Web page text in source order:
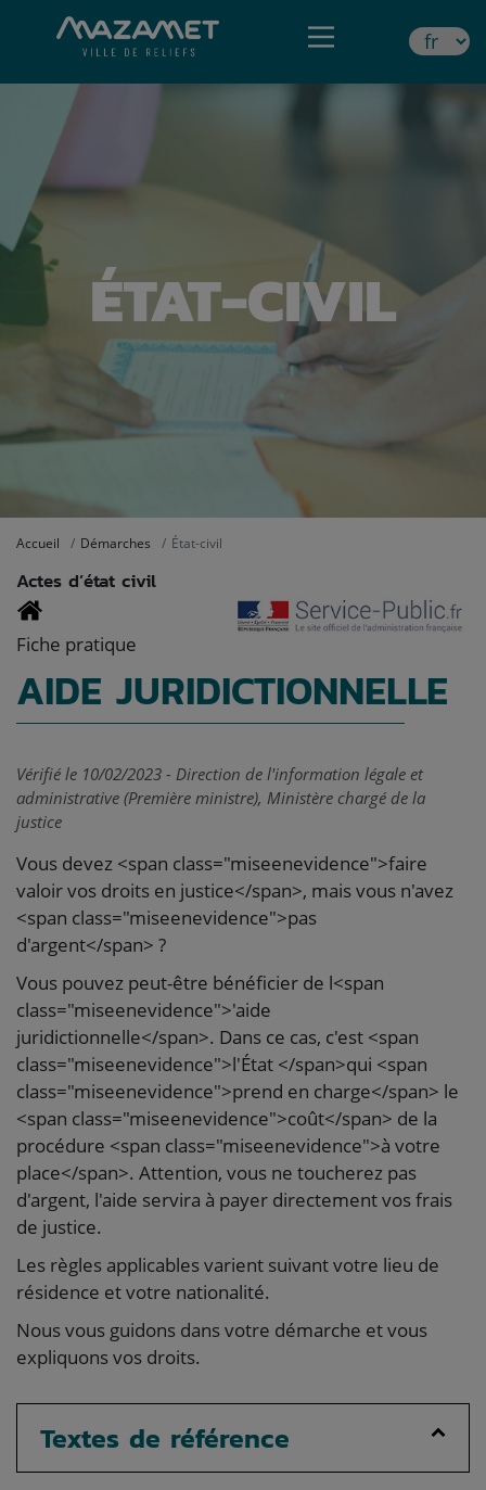
ÉTAT-CIVIL
Accueil Démarches État-civil
Actes d’état civil
Fiche pratique
AIDE JURIDICTIONNELLE
Vérifié le 10/02/2023 - Direction de l'information légale et
administrative (Première ministre), Ministère chargé de la
justice
Vous devez <span class="miseenevidence">faire
valoir vos droits en justice</span>, mais vous n'avez
<span class="miseenevidence">pas
d'argent</span> ?
Vous pouvez peut-être bénéficier de l<span
class="miseenevidence">'aide
juridictionnelle</span>. Dans ce cas, c'est <span
class="miseenevidence">l'État </span>qui <span
class="miseenevidence">prend en charge</span> le
<span class="miseenevidence">coût</span> de la
procédure <span class="miseenevidence">à votre
place</span>. Attention, vous ne toucherez pas
d'argent, l'aide servira à payer directement vos frais
de justice.
Les règles applicables varient suivant votre lieu de
résidence et votre nationalité.
Nous vous guidons dans votre démarche et vous
expliquons vos droits.
Textes de référence